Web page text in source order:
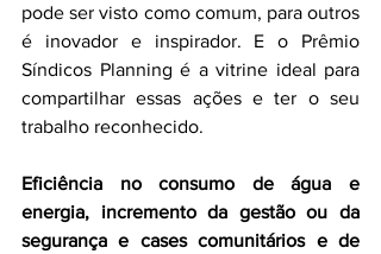
pode ser visto como comum, para outros
é inovador e inspirador. E o Prêmio
Síndicos Planning é a vitrine ideal para
compartilhar essas ações e ter o seu
trabalho reconhecido.
Eficiência no consumo de água e
energia, incremento da gestão ou da
segurança e cases comunitários e de